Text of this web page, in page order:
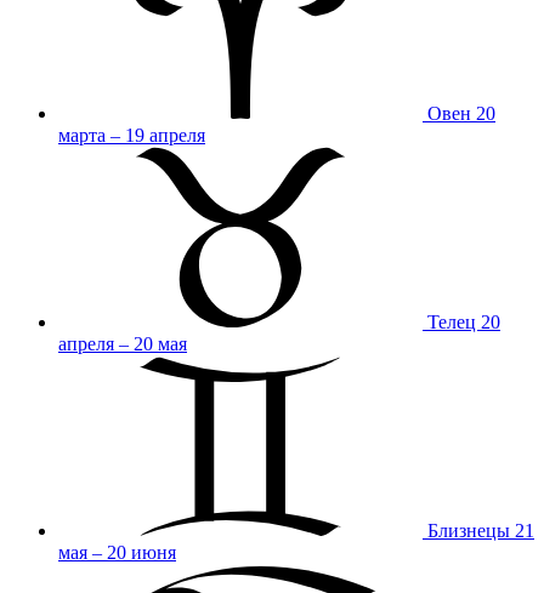
Овен 20
марта – 19 апреля
Телец 20
апреля – 20 мая
Близнецы 21
мая – 20 июня